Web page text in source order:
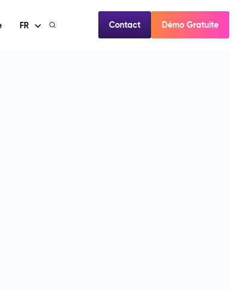
FR Contact Démo Gratuite